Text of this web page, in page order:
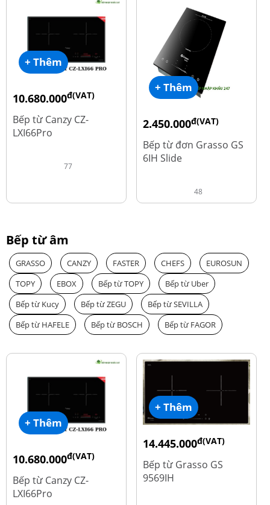
+ Thêm
10.680.000đ(VAT)
15.980.000
Bếp từ Canzy CZ-
LXI66Pro
77
+ Thêm
2.450.000đ(VAT)
3.560.000
Bếp từ đơn Grasso GS
6IH Slide
48
Bếp từ âm
GRASSO CANZY FASTER CHEFS
EUROSUN
TOPY
EBOX Bếp từ TOPY
Bếp từ Uber
Bếp từ Kucy
Bếp từ ZEGU
Bếp từ SEVILLA
Bếp từ HAFELE
Bếp từ BOSCH Bếp từ FAGOR
+ Thêm
10.680.000đ(VAT)
Bếp từ Canzy CZ-
LXI66Pro
+ Thêm
14.445.000đ(VAT)
19.260.000
Bếp từ Grasso GS
9569IH